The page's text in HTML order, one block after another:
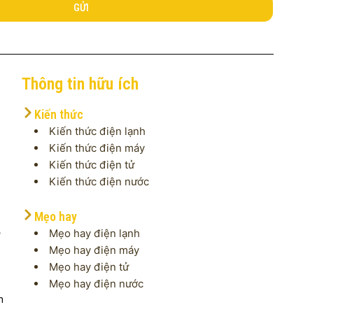
GỬI
Thông tin hữu ích
Kiến thức
Kiến thức điện lạnh
Kiến thức điện máy
Kiến thức điện tử
Kiến thức điện nước
Mẹo hay
Mẹo hay điện lạnh
Mẹo hay điện máy
Mẹo hay điện tử
Mẹo hay điện nước